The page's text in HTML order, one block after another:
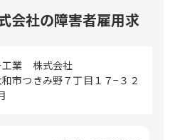
社の障害者雇用求
工業 株式会社
市つきみ野７丁目１７−３２